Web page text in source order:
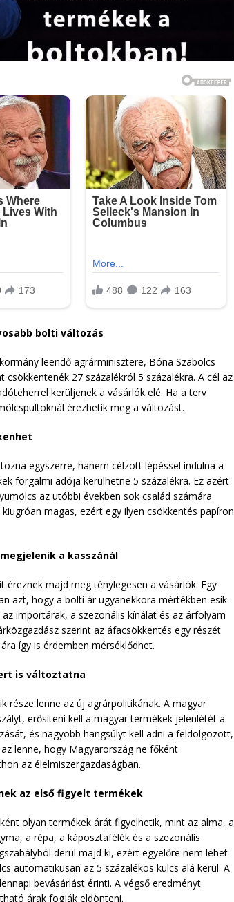
bolti változás
leendő agrárminisztere, Bóna Szabolcs
27 százalékról 5 százalékra. A cél az
kerüljenek a vásárlók elé. Ha a terv
érezhetik meg a változást.
egyszerre, hanem célzott lépéssel indulna a
forgalmi adója kerülhetne 5 százalékra. Ez azért
az utóbbi években sok család számára
magas, ezért egy ilyen csökkentés papíron
a kasszánál
majd meg ténylegesen a vásárlók. Egy
azt, hogy a bolti ár ugyanekkora mértékben esik
importárak, a szezonális kínálat és az árfolyam
szerint az áfacsökkentés egy részét
így is érdemben mérséklődhet.
is változtatna
része lenne az új agrárpolitikának. A magyar
erősíteni kell a magyar termékek jelenlétét a
és nagyobb hangsúlyt kell adni a feldolgozott,
lenne, hogy Magyarország ne főként
az élelmiszergazdaságban.
az első figyelt termékek
olyan termékek árát figyelhetik, mint az alma, a
a répa, a káposztafélék és a szezonális
derül majd ki, ezért egyelőre nem lehet
automatikusan az 5 százalékos kulcs alá kerül. A
bevásárlást érinti. A végső eredményt
árak fogják eldönteni.